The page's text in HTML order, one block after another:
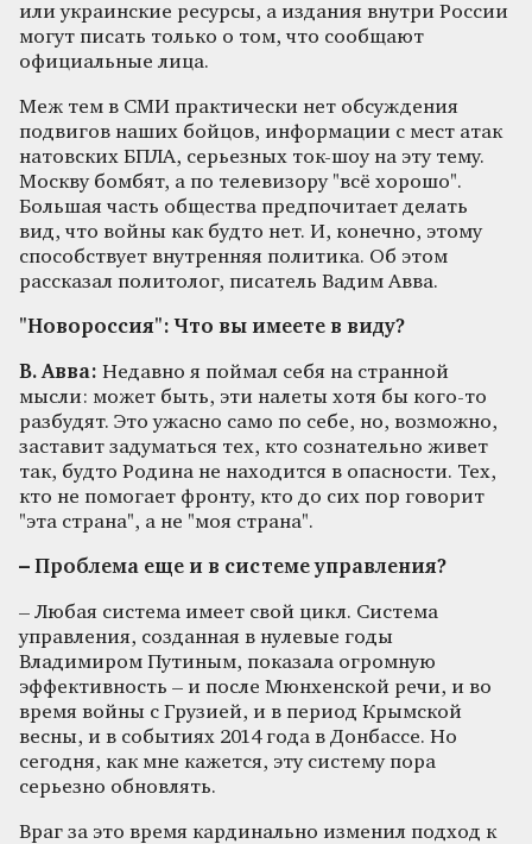
или украинские ресурсы, а издания внутри России
могут писать только о том, что сообщают
официальные лица.
Меж тем в СМИ практически нет обсуждения
подвигов наших бойцов, информации с мест атак
натовских БПЛА, серьезных ток-шоу на эту тему.
Москву бомбят, а по телевизору "всё хорошо".
Большая часть общества предпочитает делать
вид, что войны как будто нет. И, конечно, этому
способствует внутренняя политика. Об этом
рассказал политолог, писатель Вадим Авва.
"Новороссия": Что вы имеете в виду?
В. Авва: Недавно я поймал себя на странной
мысли: может быть, эти налеты хотя бы кого-то
разбудят. Это ужасно само по себе, но, возможно,
заставит задуматься тех, кто сознательно живет
так, будто Родина не находится в опасности. Тех,
кто не помогает фронту, кто до сих пор говорит
"эта страна", а не "моя страна".
– Проблема еще и в системе управления?
– Любая система имеет свой цикл. Система
управления, созданная в нулевые годы
Владимиром Путиным, показала огромную
эффективность – и после Мюнхенской речи, и во
время войны с Грузией, и в период Крымской
весны, и в событиях 2014 года в Донбассе. Но
сегодня, как мне кажется, эту систему пора
серьезно обновлять.
Враг за это время кардинально изменил подход к